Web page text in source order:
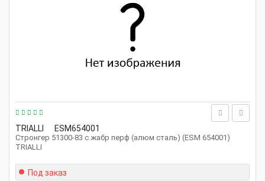
TRIALLI ESM654001
Стронгер 51300-83 с жабр перф (алюм сталь) (ESM 654001)
TRIALLI
Под заказ